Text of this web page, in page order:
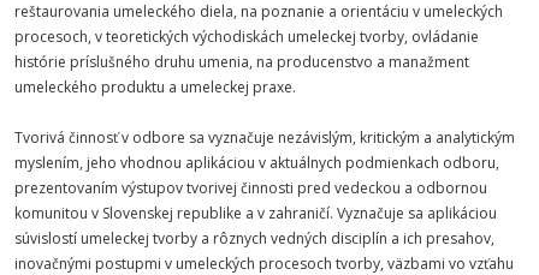
reštaurovania umeleckého diela, na poznanie a orientáciu v umeleckých
procesoch, v teoretických východiskách umeleckej tvorby, ovládanie
histórie príslušného druhu umenia, na producenstvo a manažment
umeleckého produktu a umeleckej praxe.
Tvorivá činnosť v odbore sa vyznačuje nezávislým, kritickým a analytickým
myslením, jeho vhodnou aplikáciou v aktuálnych podmienkach odboru,
prezentovaním výstupov tvorivej činnosti pred vedeckou a odbornou
komunitou v Slovenskej republike a v zahraničí. Vyznačuje sa aplikáciou
súvislostí umeleckej tvorby a rôznych vedných disciplín a ich presahov,
inovačnými postupmi v umeleckých procesoch tvorby, väzbami vo vzťahu